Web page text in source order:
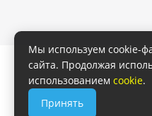
Мы используем cookie-
сайта. Продолжая
использованием cookie.
Принять